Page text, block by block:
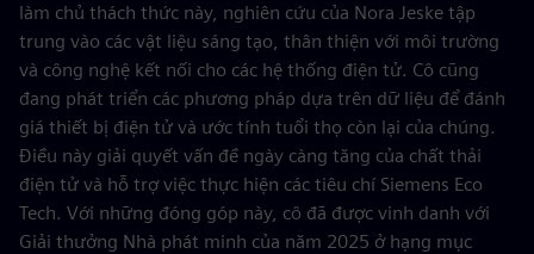
làm chủ thách thức này, nghiên cứu của Nora Jeske tập
trung vào các vật liệu sáng tạo, thân thiện với môi trường
và công nghệ kết nối cho các hệ thống điện tử. Cô cũng
đang phát triển các phương pháp dựa trên dữ liệu để đánh
giá thiết bị điện tử và ước tính tuổi thọ còn lại của chúng.
Điều này giải quyết vấn đề ngày càng tăng của chất thải
điện tử và hỗ trợ việc thực hiện các tiêu chí Siemens Eco
Tech. Với những đóng góp này, cô đã được vinh danh với
Giải thưởng Nhà phát minh của năm 2025 ở hạng mục